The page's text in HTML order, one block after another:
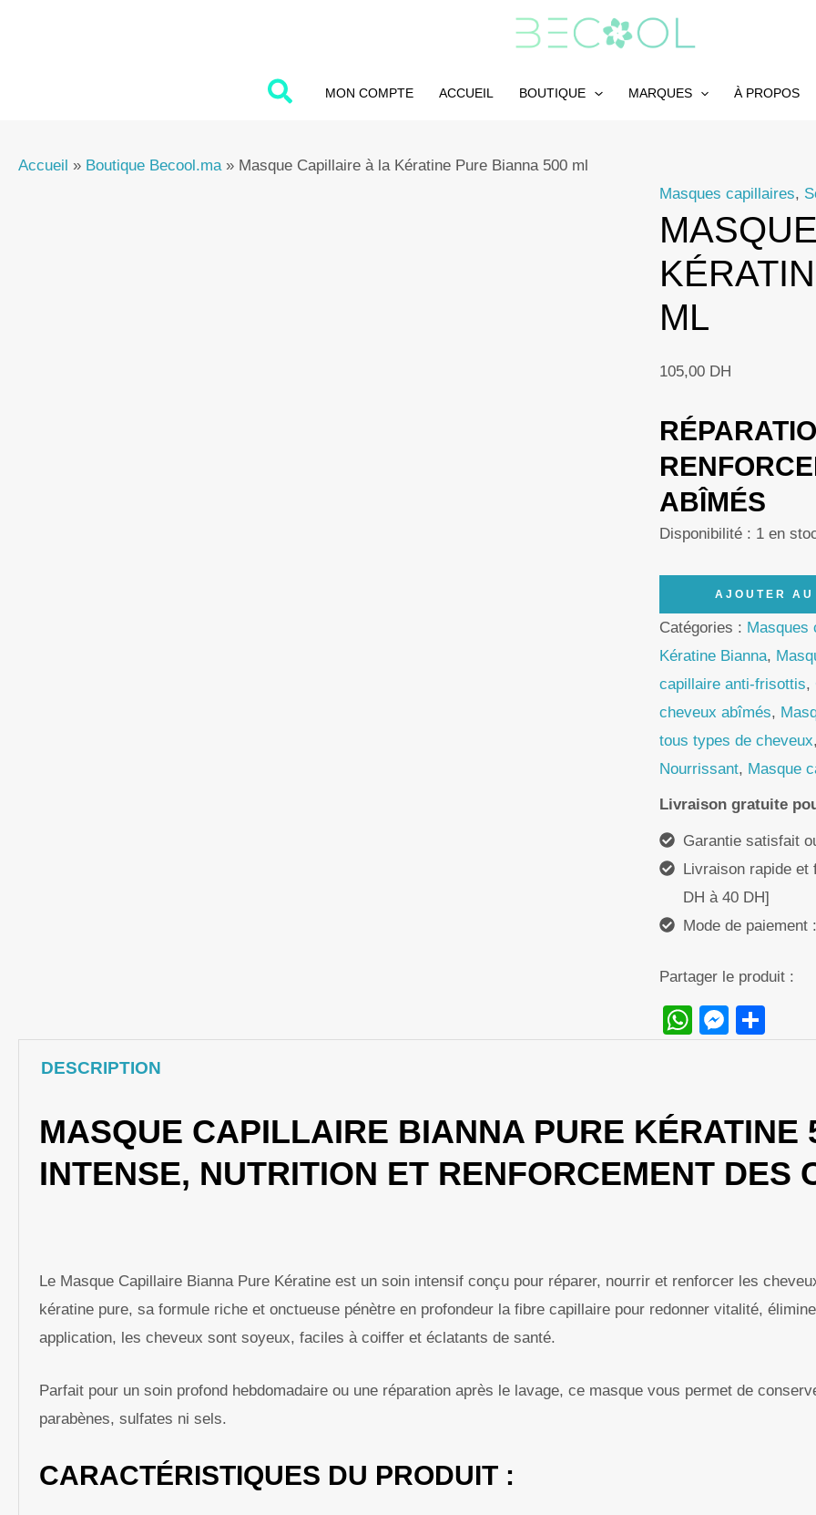
MON COMPTE ACCUEIL BOUTIQUE MARQUES À PROPOS
Accueil » Boutique Becool.ma» Masque Capillaire à la Kératine Pure Bianna 500 ml
Masques capillaires,
ML
105,00 DH
ABÎMÉS
Disponibilité : 1 en
de
AJOUTER
Catégories : Masques
Kératine Bianna,
capillaire anti-frisottis,
cheveux abîmés,
tous types de cheveux
Nourrissant, Masque
Livraison gratuite
Garantie satisfait
Livraison rapide et
DH à 40 DH]
Mode de paiement
Partager le produit :
DESCRIPTION
MASQUE CAPILLAIRE BIANNA PURE KÉRATINE
INTENSE, NUTRITION ET RENFORCEMENT DES
Le Masque Capillaire Bianna Pure Kératine est un soin intensif conçu pour réparer, nourrir et renforcer les
kératine pure, sa formule riche et onctueuse pénètre en profondeur la fibre capillaire pour redonner vitalité,
application, les cheveux sont soyeux, faciles à coiffer et éclatants de santé.
Parfait pour un soin profond hebdomadaire ou une réparation après le lavage, ce masque vous permet de
parabènes, sulfates ni sels.
CARACTÉRISTIQUES DU PRODUIT :